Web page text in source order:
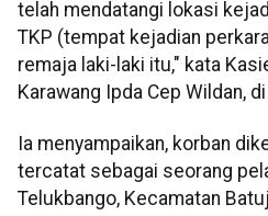
telah mendatangi lokasi
TKP (tempat kejadian
remaja laki-laki itu," kata
Karawang Ipda Cep Wildan,
Ia menyampaikan, korban
tercatat sebagai seorang
Telukbango, Kecamatan